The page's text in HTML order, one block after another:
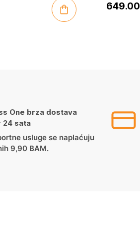
649.00
One brza dostava
24 sata
usluge se naplaćuju
9,90 BAM.